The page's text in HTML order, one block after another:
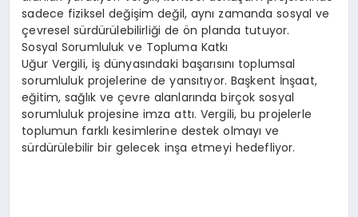
sadece fiziksel değişim değil, aynı zamanda sosyal ve
çevresel sürdürülebilirliği de ön planda tutuyor.
Sosyal Sorumluluk ve Topluma Katkı
Uğur Vergili, iş dünyasındaki başarısını toplumsal
sorumluluk projelerine de yansıtıyor. Başkent İnşaat,
eğitim, sağlık ve çevre alanlarında birçok sosyal
sorumluluk projesine imza attı. Vergili, bu projelerle
toplumun farklı kesimlerine destek olmayı ve
sürdürülebilir bir gelecek inşa etmeyi hedefliyor.